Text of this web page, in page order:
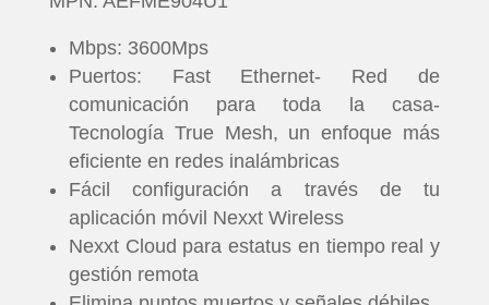
Mbps: 3600Mps
Puertos: Fast Ethernet- Red de
comunicación para toda la casa-
Tecnología True Mesh, un enfoque más
eficiente en redes inalámbricas
Fácil configuración a través de tu
aplicación móvil Nexxt Wireless
Nexxt Cloud para estatus en tiempo real y
gestión remota